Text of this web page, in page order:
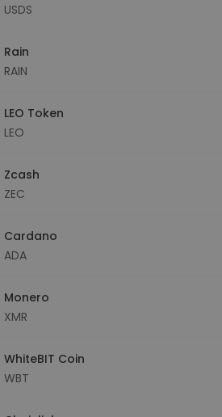
USDS
Rain
RAIN
LEO Token
LEO
Zcash
ZEC
Cardano
ADA
Monero
XMR
WhiteBIT Coin
WBT